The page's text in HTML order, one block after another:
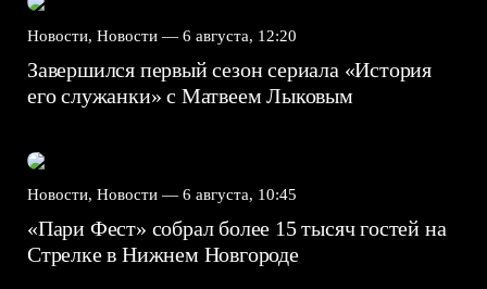
Новости, Новости — 6 августа, 12:20
Завершился первый сезон сериала «История
его служанки» с Матвеем Лыковым
Новости, Новости — 6 августа, 10:45
«Пари Фест» собрал более 15 тысяч гостей на
Стрелке в Нижнем Новгороде